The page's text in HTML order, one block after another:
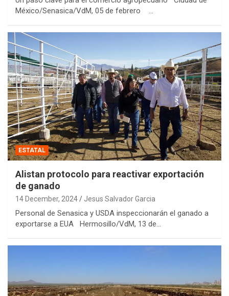
México/Senasica/VdM, 05 de febrero …
ESTATAL
Alistan protocolo para reactivar exportación
de ganado
14 December, 2024 Jesus Salvador Garcia
Personal de Senasica y USDA inspeccionarán el ganado a
exportarse a EUA Hermosillo/VdM, 13 de…